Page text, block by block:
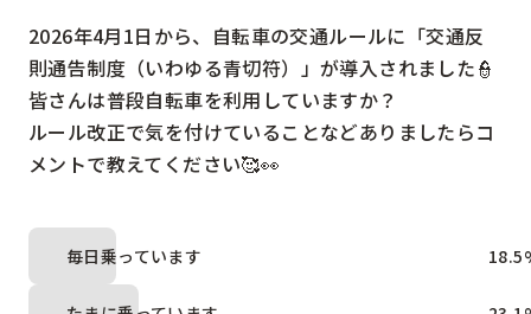
2026年4月1日から、自転車の交通ルールに「交通反
則通告制度（いわゆる青切符）」が導入されました👮
皆さんは普段自転車を利用していますか？
ルール改正で気を付けていることなどありましたらコ
メントで教えてください🥰👀
毎日乗っています 18.5